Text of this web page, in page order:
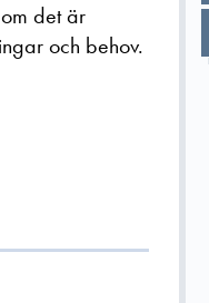
det är
och behov.